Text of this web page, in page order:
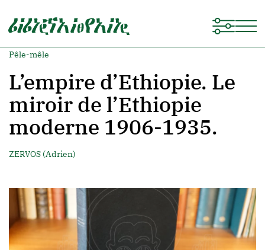
Pêle-mêle
L’empire d’Ethiopie. Le
miroir de l’Ethiopie
moderne 1906-1935.
ZERVOS (Adrien)